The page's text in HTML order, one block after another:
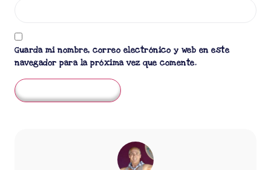
Guarda mi nombre, correo electrónico y web en este
navegador para la próxima vez que comente.